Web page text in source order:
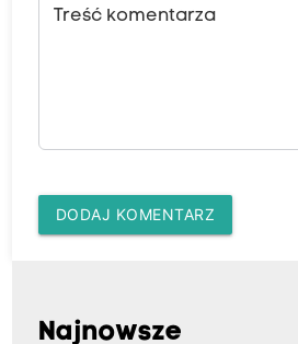
Treść komentarza
DODAJ KOMENTARZ
Najnowsze